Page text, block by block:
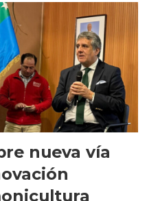
nueva vía